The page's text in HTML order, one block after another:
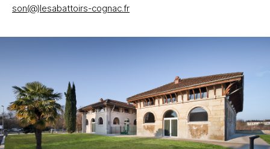
son(@)lesabattoirs-cognac.fr